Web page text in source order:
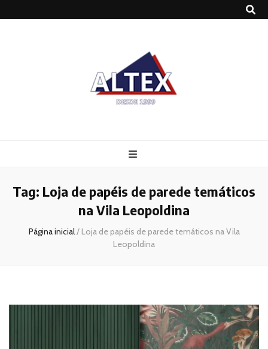
Tag: Loja de papéis de parede temáticos
na Vila Leopoldina
Página inicial/ Loja de papéis de parede temáticos na Vila
Leopoldina